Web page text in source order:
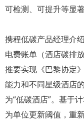
可检测、可提升等显著
携程低碳产品经理介
电费账单（酒店碳排
推要实现《巴黎协定
能力和不同星级酒店
为“低碳酒店”。基于
为单位更新阈值，重新